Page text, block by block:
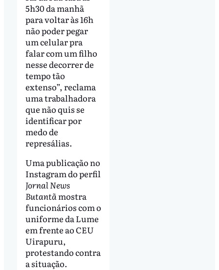
5h30 da manhã
para voltar às 16h
não poder pegar
um celular pra
falar com um filho
nesse decorrer de
tempo tão
extenso”, reclama
uma trabalhadora
que não quis se
identificar por
medo de
represálias.
Uma publicação no
Instagram do perfil
Jornal News
Butantã mostra
funcionários com o
uniforme da Lume
em frente ao CEU
Uirapuru,
protestando contra
a situação.